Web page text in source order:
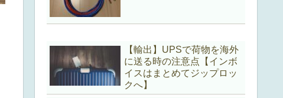
【輸出】UPSで荷物を海外
に送る時の注意点【インボ
イスはまとめてジップロッ
クへ】